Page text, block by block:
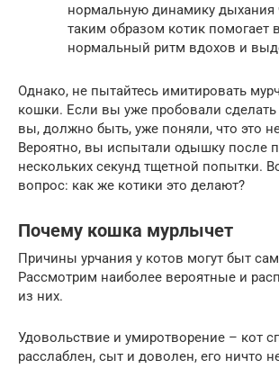
нормальную динамику дыхания
таким образом котик помогает
нормальный ритм вдохов и
Однако, не пытайтесь имитировать
кошки. Если вы уже пробовали сделать
вы, должно быть, уже поняли, что это
Вероятно, вы испытали одышку после
нескольких секунд тщетной попытки.
вопрос: как же котики это делают?
Почему кошка мурлычет
Причины урчания у котов могут быт
Рассмотрим наиболее вероятные и
из них.
Удовольствие и умиротворение – кот
расслаблен, сыт и доволен, его ничто